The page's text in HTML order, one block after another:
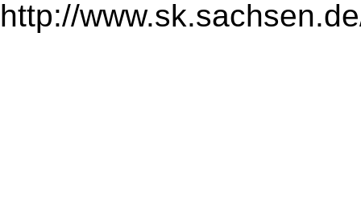
http://